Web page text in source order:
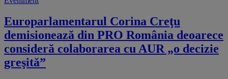
Europarlamentarul Corina Creţu
demisionează din PRO România deoarece
consideră colaborarea cu AUR „o decizie
greşită”